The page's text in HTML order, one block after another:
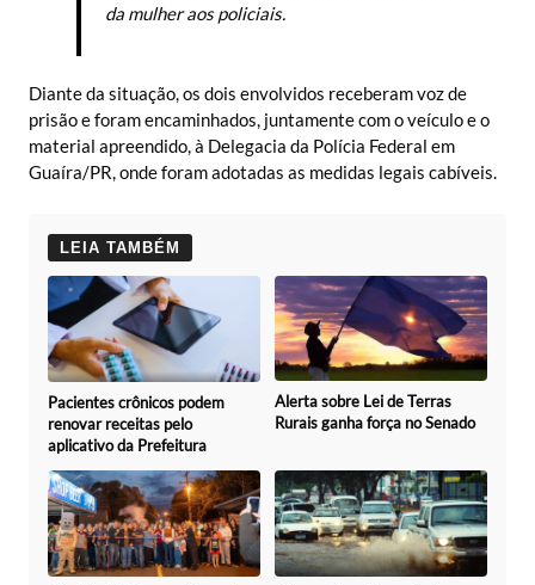
da mulher aos policiais.
Diante da situação, os dois envolvidos receberam voz de
prisão e foram encaminhados, juntamente com o veículo e o
material apreendido, à Delegacia da Polícia Federal em
Guaíra/PR, onde foram adotadas as medidas legais cabíveis.
LEIA TAMBÉM
Pacientes crônicos podem
renovar receitas pelo
aplicativo da Prefeitura
Alerta sobre Lei de Terras
Rurais ganha força no Senado